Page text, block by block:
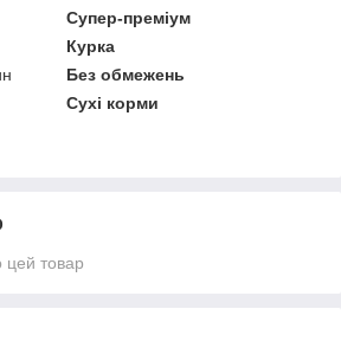
Супер-преміум
Курка
Без обмежень
Сухі корми
цей товар